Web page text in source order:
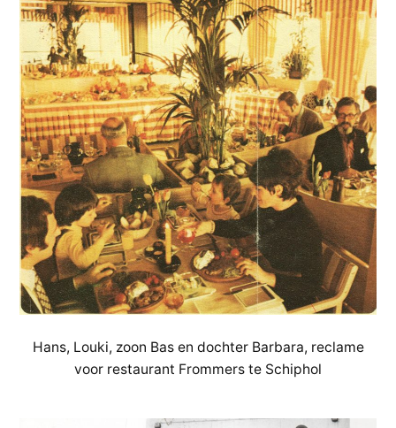
Hans, Louki, zoon Bas en dochter Barbara, reclame
voor restaurant Frommers te Schiphol